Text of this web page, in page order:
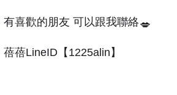
有喜歡的朋友 可以跟我聯絡💋
蓓蓓LineID【1225alin】